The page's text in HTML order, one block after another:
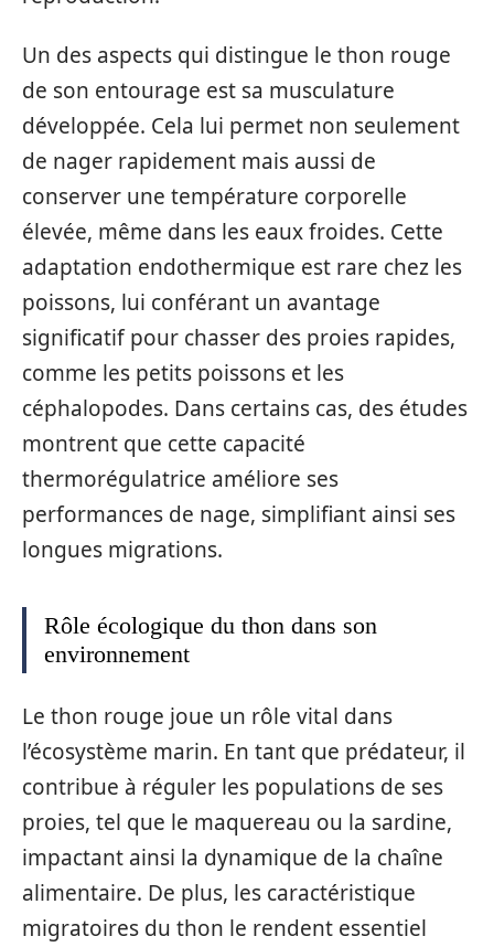
Un des aspects qui distingue le thon rouge
de son entourage est sa musculature
développée. Cela lui permet non seulement
de nager rapidement mais aussi de
conserver une température corporelle
élevée, même dans les eaux froides. Cette
adaptation endothermique est rare chez les
poissons, lui conférant un avantage
significatif pour chasser des proies rapides,
comme les petits poissons et les
céphalopodes. Dans certains cas, des études
montrent que cette capacité
thermorégulatrice améliore ses
performances de nage, simplifiant ainsi ses
longues migrations.
Rôle écologique du thon dans son
environnement
Le thon rouge joue un rôle vital dans
l’écosystème marin. En tant que prédateur, il
contribue à réguler les populations de ses
proies, tel que le maquereau ou la sardine,
impactant ainsi la dynamique de la chaîne
alimentaire. De plus, les caractéristique
migratoires du thon le rendent essentiel